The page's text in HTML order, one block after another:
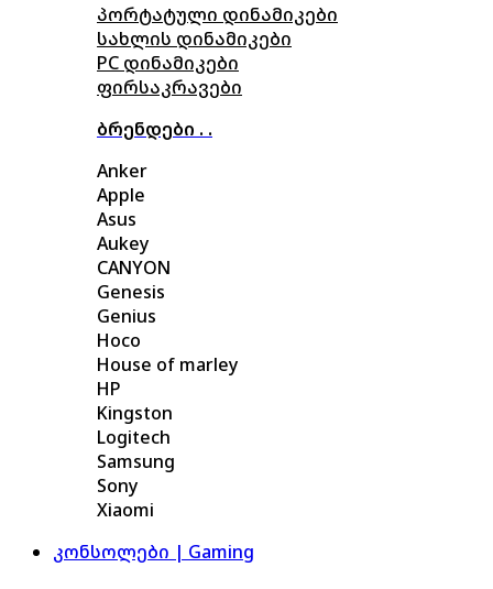
პორტატული დინამიკები
სახლის დინამიკები
PC დინამიკები
ფირსაკრავები
ბრენდები . .
Anker
Apple
Asus
Aukey
CANYON
Genesis
Genius
Hoco
House of marley
HP
Kingston
Logitech
Samsung
Sony
Xiaomi
კონსოლები | Gaming